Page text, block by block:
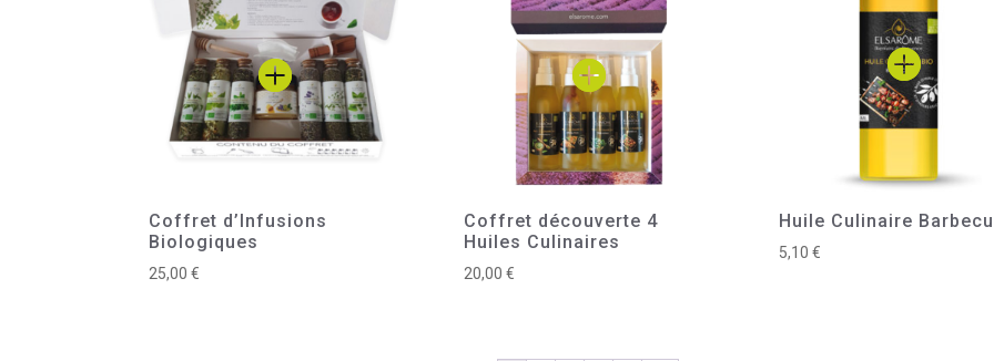
Coffret d’Infusions
Biologiques
25,00€
Coffret découverte 4
Huiles Culinaires
20,00 €
Huile Culinaire
5,10 €